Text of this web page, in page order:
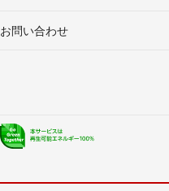
お問い合わせ